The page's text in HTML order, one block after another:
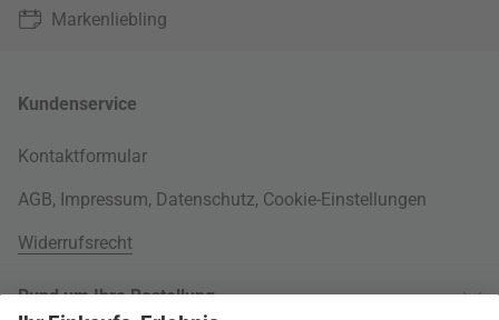
Markenliebling
Kundenservice
Kontaktformular
AGB, Impressum, Datenschutz, Cookie-Einstellungen
Widerrufsrecht
Rund um Ihre Bestellung